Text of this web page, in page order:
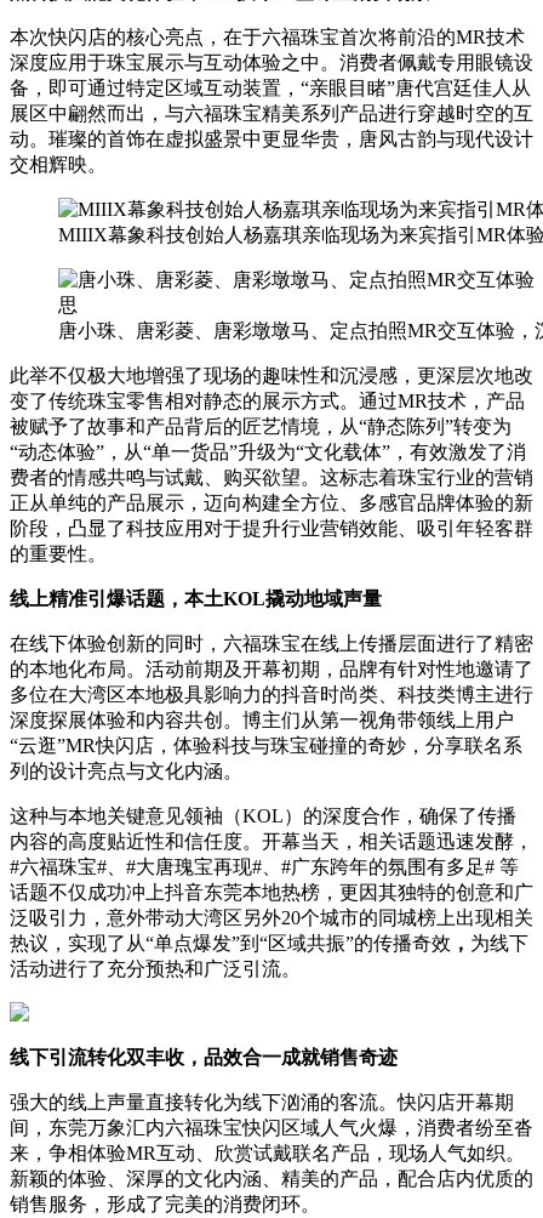
本次快闪店的核心亮点，在于六福珠宝首次将前沿的MR技术
深度应用于珠宝展示与互动体验之中。消费者佩戴专用眼镜设
备，即可通过特定区域互动装置，“亲眼目睹”唐代宫廷佳人从
展区中翩然而出，与六福珠宝精美系列产品进行穿越时空的互
动。璀璨的首饰在虚拟盛景中更显华贵，唐风古韵与现代设计
交相辉映。
MIIIX幕象科技创始人杨嘉琪亲临现场为来宾指引MR体
唐小珠、唐彩菱、唐彩墩墩马、定点拍照MR交互体验
此举不仅极大地增强了现场的趣味性和沉浸感，更深层次地改
变了传统珠宝零售相对静态的展示方式。通过MR技术，产品
被赋予了故事和产品背后的匠艺情境，从“静态陈列”转变为
“动态体验”，从“单一货品”升级为“文化载体”，有效激发了消
费者的情感共鸣与试戴、购买欲望。这标志着珠宝行业的营销
正从单纯的产品展示，迈向构建全方位、多感官品牌体验的新
阶段，凸显了科技应用对于提升行业营销效能、吸引年轻客群
的重要性。
线上精准引爆话题，本土KOL撬动地域声量
在线下体验创新的同时，六福珠宝在线上传播层面进行了精密
的本地化布局。活动前期及开幕初期，品牌有针对性地邀请了
多位在大湾区本地极具影响力的抖音时尚类、科技类博主进行
深度探展体验和内容共创。博主们从第一视角带领线上用户
“云逛”MR快闪店，体验科技与珠宝碰撞的奇妙，分享联名系
列的设计亮点与文化内涵。
这种与本地关键意见领袖（KOL）的深度合作，确保了传播
内容的高度贴近性和信任度。开幕当天，相关话题迅速发酵，
#六福珠宝#、#大唐瑰宝再现#、#广东跨年的氛围有多足# 等
话题不仅成功冲上抖音东莞本地热榜，更因其独特的创意和广
泛吸引力，意外带动大湾区另外20个城市的同城榜上出现相关
热议，实现了从“单点爆发”到“区域共振”的传播奇效 ， 为线下
活动进行了充分预热和广泛引流。
线下引流转化双丰收，品效合一成就销售奇迹
强大的线上声量直接转化为线下汹涌的客流。快闪店开幕期
间，东莞万象汇内六福珠宝快闪区域人气火爆，消费者纷至沓
来，争相体验MR互动、欣赏试戴联名产品，现场人气如织。
新颖的体验、深厚的文化内涵、精美的产品，配合店内优质的
销售服务，形成了完美的消费闭环。